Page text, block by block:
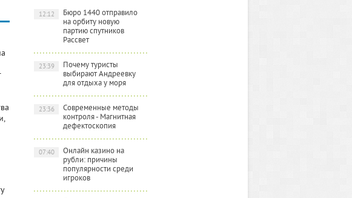
Бюро 1440 отправило
на орбиту новую
партию спутников
Рассвет
12:12
Почему туристы
выбирают Андреевку
для отдыха у моря
23:39
Современные методы
контроля - Магнитная
дефектоскопия
23:36
Онлайн казино на
рубли: причины
популярности среди
игроков
07:40